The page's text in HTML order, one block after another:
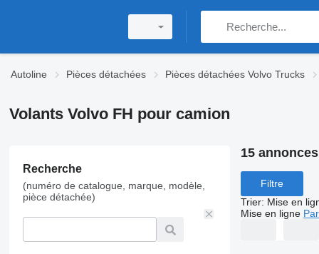
Autoline Pièces détachées Pièces détachées Volvo Trucks
Volants Volvo FH pour camion
Recherche
(numéro de catalogue, marque, modèle,
pièce détachée)
15
Filtre
Trier: Mise en
Mise en ligne